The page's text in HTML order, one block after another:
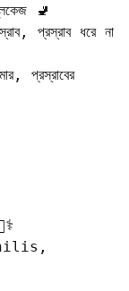
🚽
প্রস্রাব ধরে না
প্রস্রাবের
👨‍⚕️